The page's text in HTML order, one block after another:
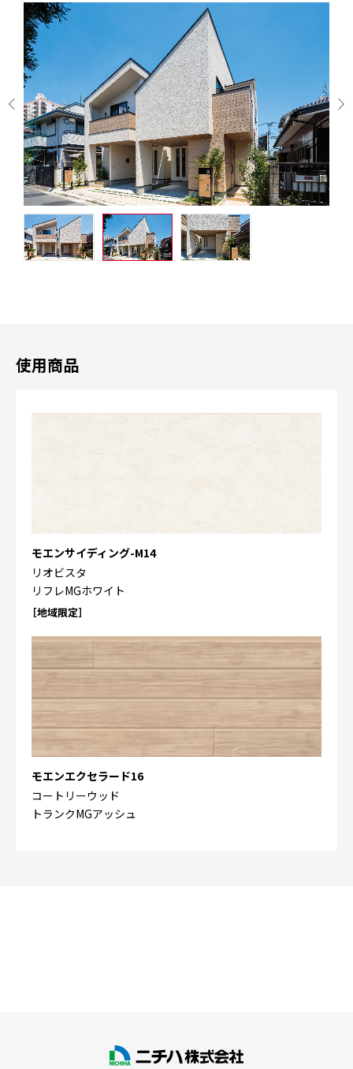
使用商品
モエンサイディング-M14
リオビスタ
リフレMGホワイト
［地域限定］
モエンエクセラード16
コートリーウッド
トランクMGアッシュ